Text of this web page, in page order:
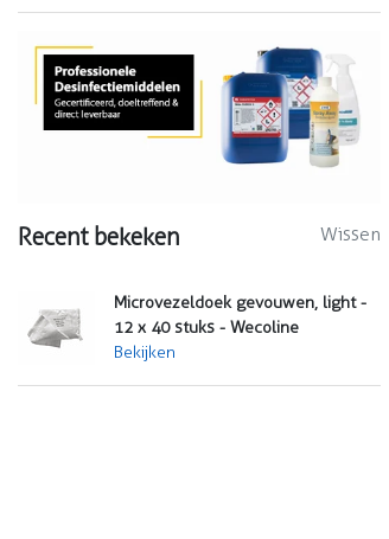
Recent bekeken Wissen
Microvezeldoek gevouwen, light -
12 x 40 stuks - Wecoline
Bekijken